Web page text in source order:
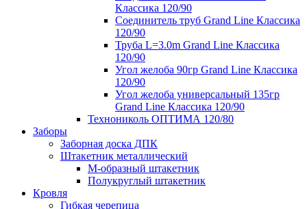
Классика 120/90
Соединитель труб Grand Line Классика
120/90
Труба L=3.0m Grand Line Классика
120/90
Угол желоба 90гр Grand Line Классика
120/90
Угол желоба универсальный 135гр
Grand Line Классика 120/90
Технониколь ОПТИМА 120/80
Заборы
Заборная доска ДПК
Штакетник металлический
М-образный штакетник
Полукруглый штакетник
Кровля
Гибкая черепица